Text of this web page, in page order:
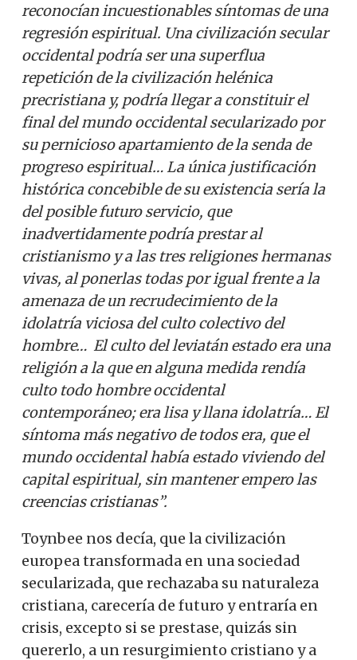
reconocían incuestionables síntomas de una
regresión espiritual. Una civilización secular
occidental podría ser una superflua
repetición de la civilización helénica
precristiana y, podría llegar a constituir el
final del mundo occidental secularizado por
su pernicioso apartamiento de la senda de
progreso espiritual… La única justificación
histórica concebible de su existencia sería la
del posible futuro servicio, que
inadvertidamente podría prestar al
cristianismo y a las tres religiones hermanas
vivas, al ponerlas todas por igual frente a la
amenaza de un recrudecimiento de la
idolatría viciosa del culto colectivo del
hombre… El culto del leviatán estado era una
religión a la que en alguna medida rendía
culto todo hombre occidental
contemporáneo; era lisa y llana idolatría… El
síntoma más negativo de todos era, que el
mundo occidental había estado viviendo del
capital espiritual, sin mantener empero las
creencias cristianas”.
Toynbee nos decía, que la civilización
europea transformada en una sociedad
secularizada, que rechazaba su naturaleza
cristiana, carecería de futuro y entraría en
crisis, excepto si se prestase, quizás sin
quererlo, a un resurgimiento cristiano y a